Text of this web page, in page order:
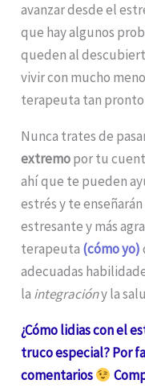
avanzar desde el
que hay algunos
queden al
vivir con mucho
terapeuta tan pronto
Nunca trates de
extremopor tu
ahí que te pueden
estrés y te
estresante y más
terapeuta (cómo yo)
adecuadas
la integracióny la
¿Cómo lidias con el
truco especial? Por
comentarios